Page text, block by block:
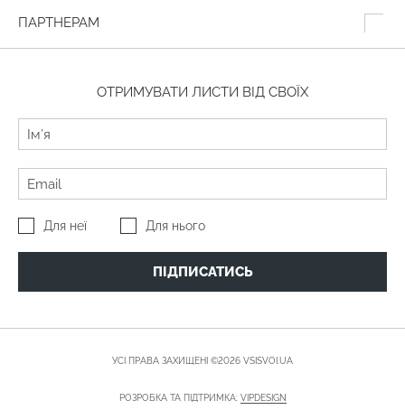
ПАРТНЕРАМ
ОТРИМУВАТИ ЛИСТИ ВІД СВОЇХ
Для неї Для нього
ПІДПИСАТИСЬ
УСІ ПРАВА ЗАХИЩЕНІ ©2026 VSISVOI.UA
РОЗРОБКА ТА ПІДТРИМКА: VIPDESIGN